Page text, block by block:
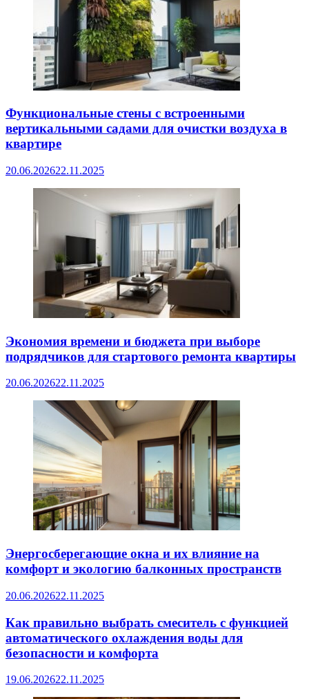
Функциональные стены с встроенными
вертикальными садами для очистки воздуха в
квартире
20.06.202622.11.2025
Экономия времени и бюджета при выборе
подрядчиков для стартового ремонта квартиры
20.06.202622.11.2025
Энергосберегающие окна и их влияние на
комфорт и экологию балконных пространств
20.06.202622.11.2025
Как правильно выбрать смеситель с функцией
автоматического охлаждения воды для
безопасности и комфорта
19.06.202622.11.2025